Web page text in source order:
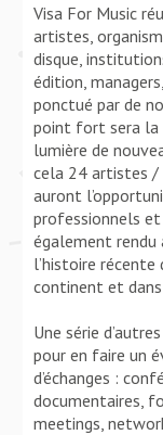
Visa For Music
artistes,
disque,
édition,
ponctué par de
point fort sera la
lumière de
cela 24 artistes
auront
professionnels et
également rendu
l’histoire récente
continent et
Une série
pour en faire un
d’échanges :
documentaires,
meetings,